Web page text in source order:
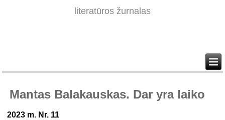
literatūros žurnalas
Mantas Balakauskas. Dar yra laiko
2023 m. Nr. 11